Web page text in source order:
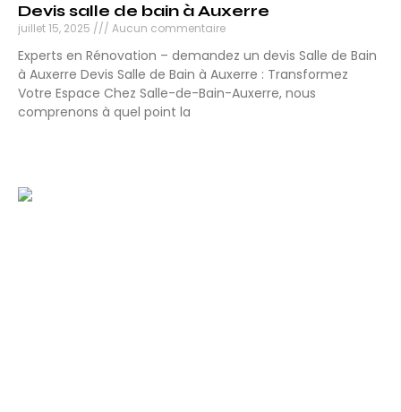
Devis salle de bain à Auxerre
juillet 15, 2025 Aucun commentaire
Experts en Rénovation – demandez un devis Salle de Bain
à Auxerre Devis Salle de Bain à Auxerre : Transformez
Votre Espace Chez Salle-de-Bain-Auxerre, nous
comprenons à quel point la